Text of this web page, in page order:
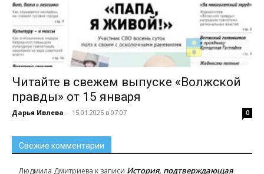
Читайте в свежем выпуске «Волжской
правды» от 15 января
Дарья Ивлева - 15.01.2025 в 07:07 0
Свежие комментарии
Людмила Дмитриева к записи История, подтверждающая